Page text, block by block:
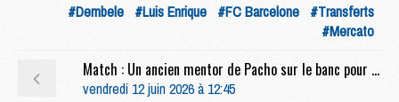
#Dembele #Luis Enrique #FC Barcelone #Transferts
#Mercato
Match : Un ancien mentor de Pacho sur le banc pour Lens/PSG
vendredi 12 juin 2026 à 12:45